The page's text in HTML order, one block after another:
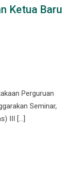
Ketua Baru
Perguruan
Seminar,
III […]